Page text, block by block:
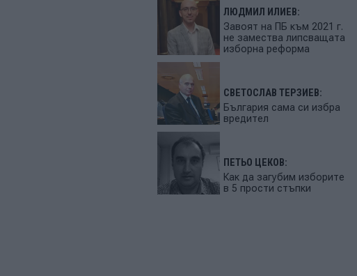
ЛЮДМИЛ ИЛИЕВ:
Завоят на ПБ към 2021 г.
не замества липсващата
изборна реформа
СВЕТОСЛАВ ТЕРЗИЕВ:
България сама си избра
вредител
ПЕТЬО ЦЕКОВ:
Как да загубим изборите
в 5 прости стъпки